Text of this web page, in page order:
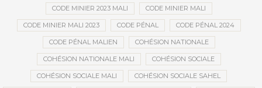
CODE MINIER 2023 MALI CODE MINIER MALI
CODE MINIER MALI 2023 CODE PÉNAL CODE PÉNAL 2024
CODE PÉNAL MALIEN COHÉSION NATIONALE
COHÉSION NATIONALE MALI COHÉSION SOCIALE
COHÉSION SOCIALE MALI COHÉSION SOCIALE SAHEL